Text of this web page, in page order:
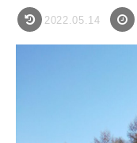
2022.05.14